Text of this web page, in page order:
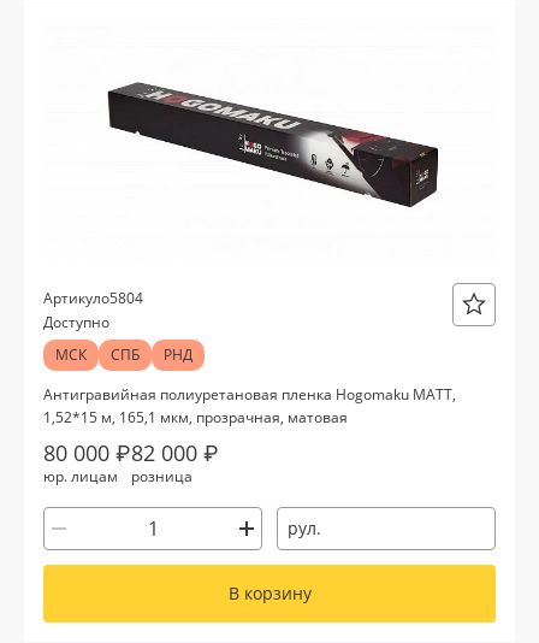
Артикуло5804
Доступно
МСК
СПБ
РНД
Антигравийная полиуретановая пленка Hogomaku MATT,
1,52*15 м, 165,1 мкм, прозрачная, матовая
80 000 ₽
юр. лицам
82 000 ₽
розница
рул.
В корзину